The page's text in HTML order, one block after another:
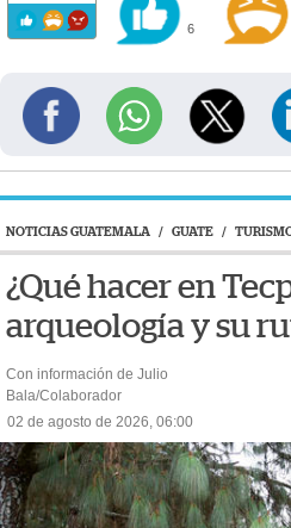
6
NOTICIAS GUATEMALA / GUATE /
¿Qué hacer en
arqueología y su
Con información de Julio
Bala/Colaborador
02 de agosto de 2026, 06:00